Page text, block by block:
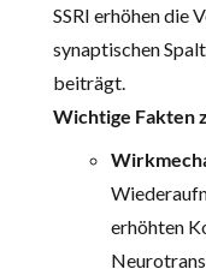
SSRI erhöhen die
synaptischen
beiträgt.
Wichtige Fakten
erhöhten